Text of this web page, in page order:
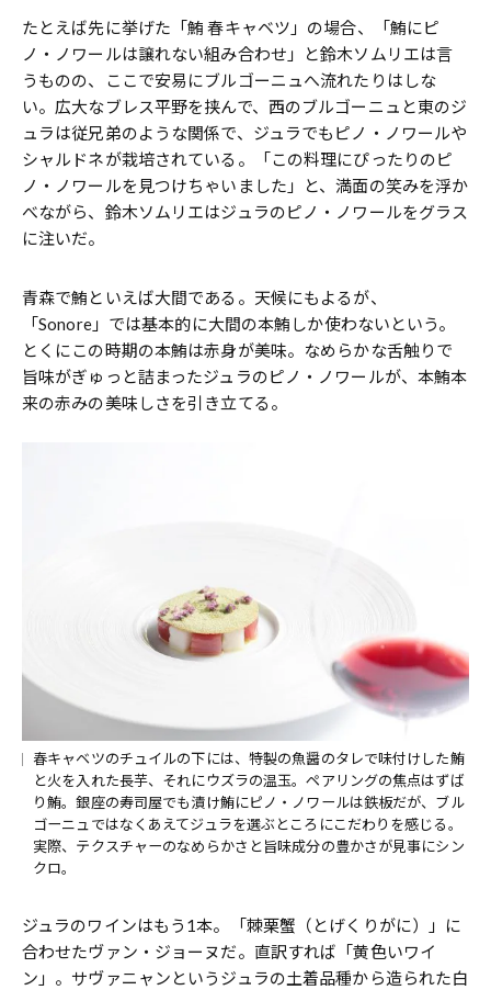
たとえば先に挙げた「鮪 春キャベツ」の場合、「鮪にピ
ノ・ノワールは譲れない組み合わせ」と鈴木ソムリエは言
うものの、ここで安易にブルゴーニュへ流れたりはしな
い。広大なブレス平野を挟んで、西のブルゴーニュと東のジ
ュラは従兄弟のような関係で、ジュラでもピノ・ノワールや
シャルドネが栽培されている。「この料理にぴったりのピ
ノ・ノワールを見つけちゃいました」と、満面の笑みを浮か
べながら、鈴木ソムリエはジュラのピノ・ノワールをグラス
に注いだ。
青森で鮪といえば大間である。天候にもよるが、
「Sonore」では基本的に大間の本鮪しか使わないという。
とくにこの時期の本鮪は赤身が美味。なめらかな舌触りで
旨味がぎゅっと詰まったジュラのピノ・ノワールが、本鮪本
来の赤みの美味しさを引き立てる。
春キャベツのチュイルの下には、特製の魚醤のタレで味付けした鮪
と火を入れた長芋、それにウズラの温玉。ペアリングの焦点はずば
り鮪。銀座の寿司屋でも漬け鮪にピノ・ノワールは鉄板だが、ブル
ゴーニュではなくあえてジュラを選ぶところにこだわりを感じる。
実際、テクスチャーのなめらかさと旨味成分の豊かさが見事にシン
クロ。
ジュラのワインはもう1本。「棘栗蟹（とげくりがに）」に
合わせたヴァン・ジョーヌだ。直訳すれば「黄色いワイ
ン」。サヴァニャンというジュラの土着品種から造られた白